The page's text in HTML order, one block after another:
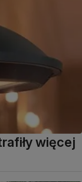
więcej